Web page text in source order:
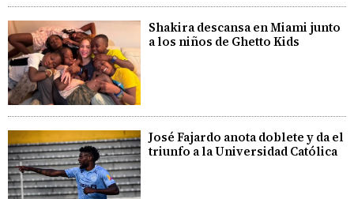
Shakira descansa en Miami junto
a los niños de Ghetto Kids
José Fajardo anota doblete y da el
triunfo a la Universidad Católica